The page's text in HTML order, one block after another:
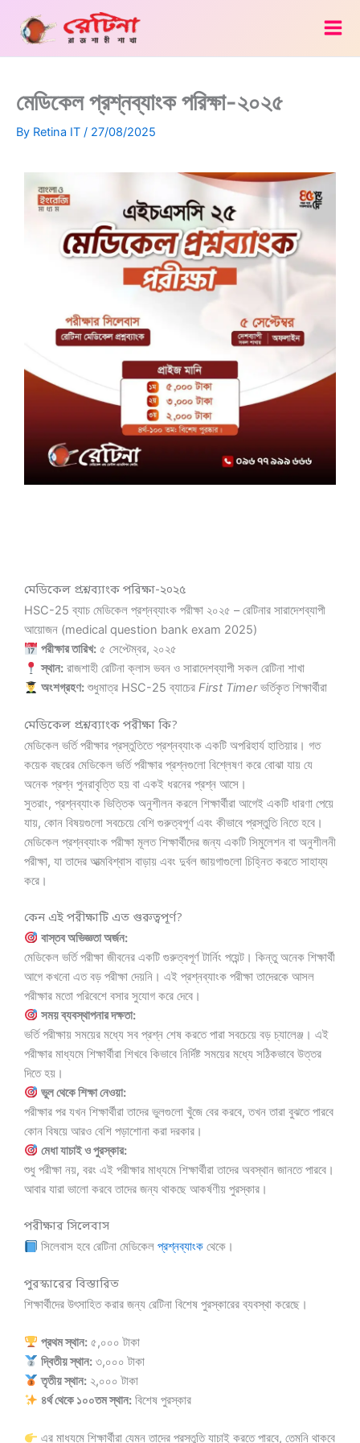
content
মেডিকেল প্রশ্নব্যাংক পরিক্ষা-২০২৫
By Retina IT / 27/08/2025
মেডিকেল প্রশ্নব্যাংক পরিক্ষা-২০২৫
HSC-25 ব্যাচ মেডিকেল প্রশ্নব্যাংক পরীক্ষা ২০২৫ – রেটিনার সারাদেশব্যাপী
আয়োজন (medical question bank exam 2025)
পরীক্ষার তারিখ:৫ সেপ্টেম্বর, ২০২৫
স্থান:রাজশাহী রেটিনা ক্লাস ভবন ও সারাদেশব্যাপী সকল রেটিনা শাখা
অংশগ্রহণ:শুধুমাত্র HSC-25 ব্যাচের First Timerভর্তিকৃত শিক্ষার্থীরা
মেডিকেল প্রশ্নব্যাংক পরীক্ষা কি?
মেডিকেল ভর্তি পরীক্ষার প্রস্তুতিতে প্রশ্নব্যাংক একটি অপরিহার্য হাতিয়ার। গত
কয়েক বছরের মেডিকেল ভর্তি পরীক্ষার প্রশ্নগুলো বিশ্লেষণ করে বোঝা যায় যে
অনেক প্রশ্ন পুনরাবৃত্তি হয় বা একই ধরনের প্রশ্ন আসে।
সুতরাং, প্রশ্নব্যাংক ভিত্তিক অনুশীলন করলে শিক্ষার্থীরা আগেই একটি ধারণা পেয়ে
যায়, কোন বিষয়গুলো সবচেয়ে বেশি গুরুত্বপূর্ণ এবং কীভাবে প্রস্তুতি নিতে হবে।
মেডিকেল প্রশ্নব্যাংক পরীক্ষা মূলত শিক্ষার্থীদের জন্য একটি সিমুলেশন বা অনুশীলনী
পরীক্ষা, যা তাদের আত্মবিশ্বাস বাড়ায় এবং দুর্বল জায়গাগুলো চিহ্নিত করতে সাহায্য
করে।
কেন এই পরীক্ষাটি এত গুরুত্বপূর্ণ?
বাস্তব অভিজ্ঞতা অর্জন:
মেডিকেল ভর্তি পরীক্ষা জীবনের একটি গুরুত্বপূর্ণ টার্নিং পয়েন্ট। কিন্তু অনেক শিক্ষার্থী
আগে কখনো এত বড় পরীক্ষা দেয়নি। এই প্রশ্নব্যাংক পরীক্ষা তাদেরকে আসল
পরীক্ষার মতো পরিবেশে বসার সুযোগ করে দেবে।
সময় ব্যবস্থাপনার দক্ষতা:
ভর্তি পরীক্ষায় সময়ের মধ্যে সব প্রশ্ন শেষ করতে পারা সবচেয়ে বড় চ্যালেঞ্জ। এই
পরীক্ষার মাধ্যমে শিক্ষার্থীরা শিখবে কিভাবে নির্দিষ্ট সময়ের মধ্যে সঠিকভাবে উত্তর
দিতে হয়।
ভুল থেকে শিক্ষা নেওয়া:
পরীক্ষার পর যখন শিক্ষার্থীরা তাদের ভুলগুলো খুঁজে বের করবে, তখন তারা বুঝতে পারবে
কোন বিষয়ে আরও বেশি পড়াশোনা করা দরকার।
মেধা যাচাই ও পুরস্কার:
শুধু পরীক্ষা নয়, বরং এই পরীক্ষার মাধ্যমে শিক্ষার্থীরা তাদের অবস্থান জানতে পারবে।
আবার যারা ভালো করবে তাদের জন্য থাকছে আকর্ষণীয় পুরস্কার।
পরীক্ষার সিলেবাস
সিলেবাস হবে রেটিনা মেডিকেল প্রশ্নব্যাংকথেকে।
পুরস্কারের বিস্তারিত
শিক্ষার্থীদের উৎসাহিত করার জন্য রেটিনা বিশেষ পুরস্কারের ব্যবস্থা করেছে।
প্রথম স্থান:৫,০০০ টাকা
দ্বিতীয় স্থান:৩,০০০ টাকা
তৃতীয় স্থান:২,০০০ টাকা
৪র্থ থেকে ১০০তম স্থান:বিশেষ পুরস্কার
এর মাধ্যমে শিক্ষার্থীরা যেমন তাদের প্রস্তুতি যাচাই করতে পারবে, তেমনি থাকবে